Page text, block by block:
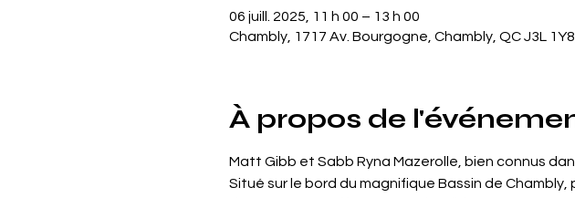
06 juill. 2025, 11 h 00 – 13 h 00
Chambly, 1717 Av. Bourgogne, Chambly, QC J3L
À propos de
Matt Gibb et Sabb Ryna Mazerolle, bien connus
Situé sur le bord du magnifique Bassin de